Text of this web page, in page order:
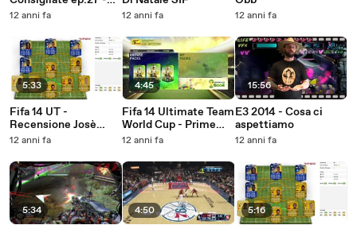
Lynx
12 anni fa
5:33
Fifa 14 UT -
Recensione Josè
Callejon TOTS
12 anni fa
5:34
12 anni fa
4:45
Fifa 14 Ultimate Team
World Cup - Prime
informazioni!
12 anni fa
4:50
12 anni fa
15:56
E3 2014 - Cosa ci
aspettiamo
12 anni fa
5:16